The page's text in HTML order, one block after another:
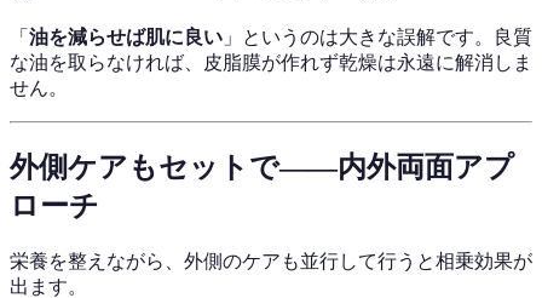
「 油を減らせば肌に良い 」というのは大きな誤解です。良質
な油を取らなければ、皮脂膜が作れず乾燥は永遠に解消しま
せん。
外側ケアもセットで——内外両面アプ
ローチ
栄養を整えながら、外側のケアも並行して行うと相乗効果が
出ます。